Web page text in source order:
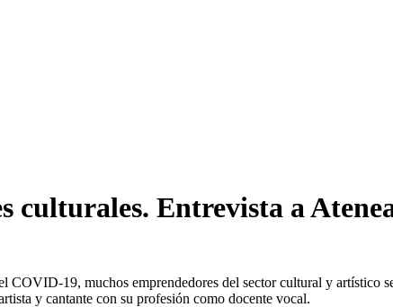
culturales. Entrevista a
19, muchos emprendedores del sector cultural y artístico
y cantante con su profesión como docente vocal.